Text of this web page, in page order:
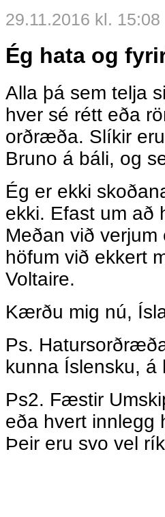
29.11.2016 kl. 15:08
Ég hata og
Alla þá sem telja
hver sé rétt eða
orðræða. Slíkir
Bruno á báli, og
Ég er ekki
ekki. Efast um að
Meðan við
höfum við ekkert
Voltaire.
Kærðu mig nú,
Ps.
kunna Íslensku,
Ps2. Fæstir
eða hvert innlegg
Þeir eru svo vel